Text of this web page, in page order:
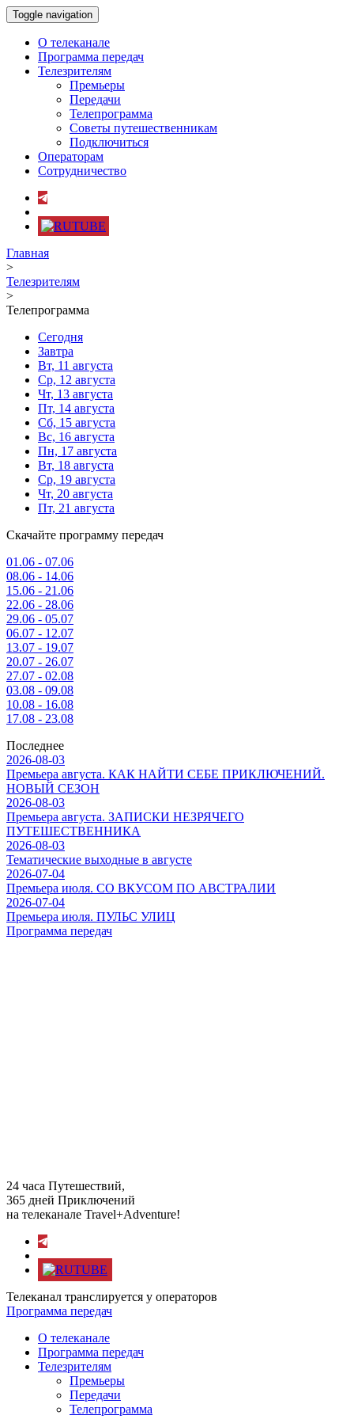
Toggle navigation
О телеканале
Программа передач
Телезрителям
Премьеры
Передачи
Телепрограмма
Советы путешественникам
Подключиться
Операторам
Сотрудничество
Главная
>
Телезрителям
>
Телепрограмма
Сегодня
Завтра
Вт, 11 августа
Ср, 12 августа
Чт, 13 августа
Пт, 14 августа
Сб, 15 августа
Вс, 16 августа
Пн, 17 августа
Вт, 18 августа
Ср, 19 августа
Чт, 20 августа
Пт, 21 августа
Скачайте программу передач
01.06 - 07.06
08.06 - 14.06
15.06 - 21.06
22.06 - 28.06
29.06 - 05.07
06.07 - 12.07
13.07 - 19.07
20.07 - 26.07
27.07 - 02.08
03.08 - 09.08
10.08 - 16.08
17.08 - 23.08
Последнее
2026-08-03
Премьера августа. КАК НАЙТИ СЕБЕ ПРИКЛЮЧЕНИЙ.
НОВЫЙ СЕЗОН
2026-08-03
Премьера августа. ЗАПИСКИ НЕЗРЯЧЕГО
ПУТЕШЕСТВЕННИКА
2026-08-03
Тематические выходные в августе
2026-07-04
Премьера июля. СО ВКУСОМ ПО АВСТРАЛИИ
2026-07-04
Премьера июля. ПУЛЬС УЛИЦ
Программа передач
24 часа Путешествий,
365 дней Приключений
на телеканале Travel+Adventure!
Телеканал транслируется у операторов
Программа передач
О телеканале
Программа передач
Телезрителям
Премьеры
Передачи
Телепрограмма